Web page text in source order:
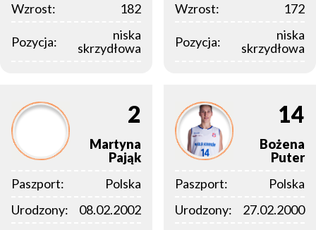
Wzrost:
182
Pozycja:
niska
skrzydłowa
Wzrost:
172
Pozycja:
niska
skrzydłowa
2
Martyna
Pająk
Paszport:
Polska
Urodzony:
08.02.2002
14
Bożena
Puter
Paszport:
Polska
Urodzony:
27.02.2000